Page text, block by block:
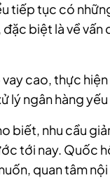
tiếp tục có
biệt là về vấn
cao, thực
lý ngân hàng
biết, nhu cầu
tới nay. Quốc
quan tâm nội